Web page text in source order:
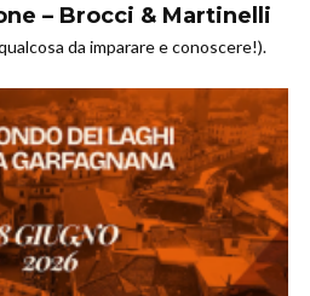
– Brocci & Martinelli
da imparare e conoscere!).